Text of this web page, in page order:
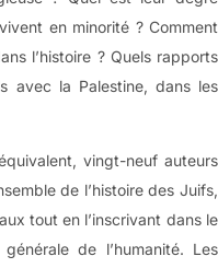
en minorité ? Comment
l’histoire ? Quels rapports
avec la Palestine, dans les
vingt-neuf auteurs
de l’histoire des Juifs,
tout en l’inscrivant dans le
de l’humanité. Les